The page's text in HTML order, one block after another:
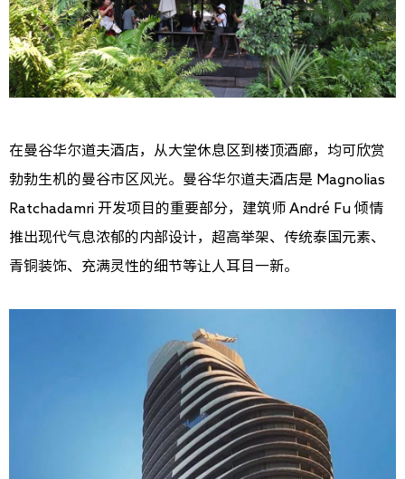
在曼谷华尔道夫酒店，从大堂休息区到楼顶酒廊，均可欣赏
勃勃生机的曼谷市区风光。曼谷华尔道夫酒店是 Magnolias
Ratchadamri 开发项目的重要部分，建筑师 André Fu 倾情
推出现代气息浓郁的内部设计，超高举架、传统泰国元素、
青铜装饰、充满灵性的细节等让人耳目一新。